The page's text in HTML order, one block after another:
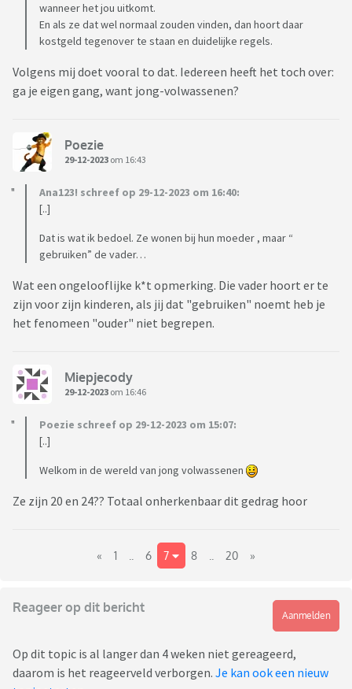
wanneer het jou uitkomt.
En als ze dat wel normaal zouden vinden, dan hoort daar
kostgeld tegenover te staan en duidelijke regels.
Volgens mij doet vooral to dat. Iedereen heeft het toch over:
ga je eigen gang, want jong-volwassenen?
Poezie
29-12-2023 om 16:43
Ana123! schreef op 29-12-2023 om 16:40:
[..]
Dat is wat ik bedoel. Ze wonen bij hun moeder , maar “
gebruiken” de vader…
Wat een ongelooflijke k*t opmerking. Die vader hoort er te
zijn voor zijn kinderen, als jij dat "gebruiken" noemt heb je
het fenomeen "ouder" niet begrepen.
Miepjecody
29-12-2023 om 16:46
Poezie schreef op 29-12-2023 om 15:07:
[..]
Welkom in de wereld van jong volwassenen
Ze zijn 20 en 24?? Totaal onherkenbaar dit gedrag hoor
« 1 6 7 8 20 »
Reageer op dit bericht
Aanmelden
Op dit topic is al langer dan 4 weken niet gereageerd,
daarom is het reageerveld verborgen. Je kan ook een nieuw